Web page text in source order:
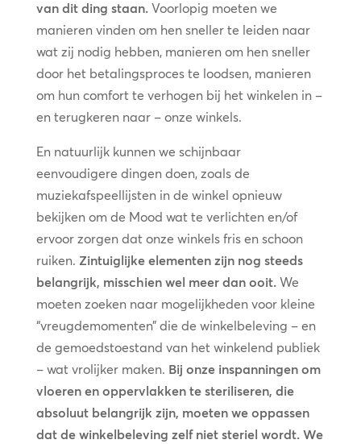
van dit ding staan.Voorlopig moeten we
manieren vinden om hen sneller te leiden naar
wat zij nodig hebben, manieren om hen sneller
door het betalingsproces te loodsen, manieren
om hun comfort te verhogen bij het winkelen in –
en terugkeren naar – onze winkels.
En natuurlijk kunnen we schijnbaar
eenvoudigere dingen doen, zoals de
muziekafspeellijsten in de winkel opnieuw
bekijken om de Mood wat te verlichten en/of
ervoor zorgen dat onze winkels fris en schoon
ruiken. Zintuiglijke elementen zijn nog steeds
belangrijk, misschien wel meer dan ooit.We
moeten zoeken naar mogelijkheden voor kleine
“vreugdemomenten” die de winkelbeleving – en
de gemoedstoestand van het winkelend publiek
– wat vrolijker maken. Bij onze inspanningen om
vloeren en oppervlakken te steriliseren, die
absoluut belangrijk zijn, moeten we oppassen
dat de winkelbeleving zelf niet steriel wordt. We